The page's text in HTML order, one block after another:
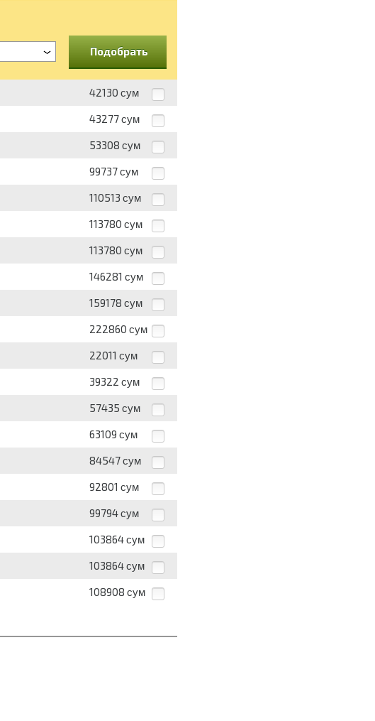
Подобрать
42130 сум
43277 сум
53308 сум
99737 сум
110513 сум
113780 сум
113780 сум
146281 сум
159178 сум
222860 сум
22011 сум
39322 сум
57435 сум
63109 сум
84547 сум
92801 сум
99794 сум
103864 сум
103864 сум
108908 сум